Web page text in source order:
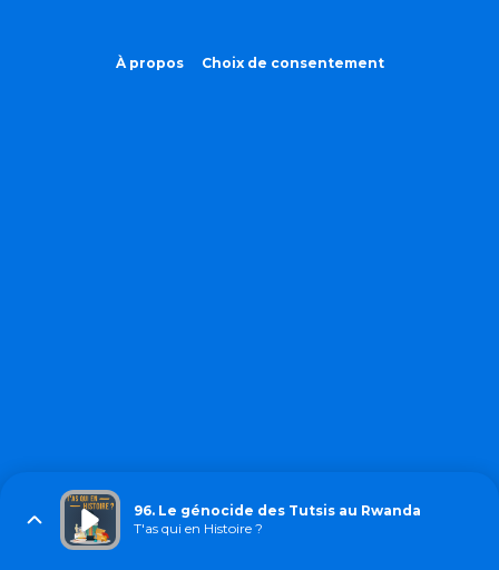
À propos Choix de consentement
96. Le génocide des Tutsis au Rwanda
T'as qui en Histoire ?